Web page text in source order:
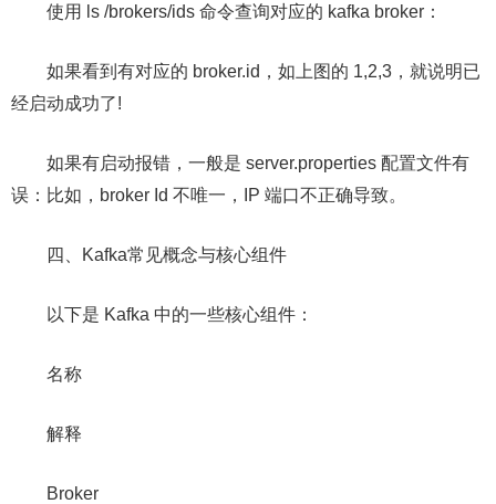
使用 ls /brokers/ids 命令查询对应的 kafka broker：
如果看到有对应的 broker.id，如上图的 1,2,3，就说明已
经启动成功了!
如果有启动报错，一般是 server.properties 配置文件有
误：比如，broker Id 不唯一，IP 端口不正确导致。
四、Kafka常见概念与核心组件
以下是 Kafka 中的一些核心组件：
名称
解释
Broker